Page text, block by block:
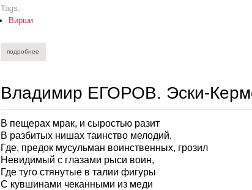
Tags:
Вирши
подробнее
Владимир ЕГОРОВ. Эски-
В пещерах мрак, и сыростью разит
В разбитых нишах таинство мелодий,
Где, предок мусульман воинственных, грозил
Невидимый с глазами рыси воин,
Где туго стянутые в талии фигуры
С кувшинами чеканными из меди